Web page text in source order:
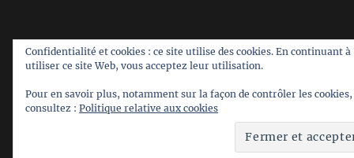
Confidentialité et cookies : ce site utilise des cookies. En continuant à
utiliser ce site Web, vous acceptez leur utilisation.
Pour en savoir plus, notamment sur la façon de contrôler les cookies,
consultez : Politique relative aux cookies